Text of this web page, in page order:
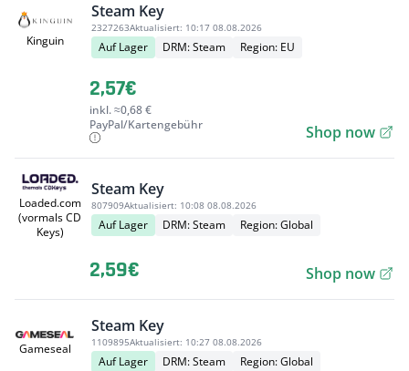
Kinguin
Steam Key
2327263Aktualisiert: 10:17 08.08.2026
Auf Lager DRM: Steam Region: EU
2,57€
inkl. ≈0,68 €
PayPal/Kartengebühr
Shop now
Loaded.com
(vormals CD
Keys)
Steam Key
807909Aktualisiert: 10:08 08.08.2026
Auf Lager DRM: Steam Region: Global
2,59€ Shop now
Gameseal
Steam Key
1109895Aktualisiert: 10:27 08.08.2026
Auf Lager DRM: Steam Region: Global